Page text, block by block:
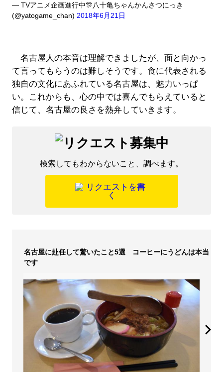
— TVアニメ企画進行中🎊八十亀ちゃんかんさつにっき
(@yatogame_chan) 2018年6月21日
名古屋人の本音は理解できましたが、面と向かっ
て言ってもらうのは難しそうです。食に代表される
独自の文化にあふれている名古屋は、魅力いっぱ
い。これからも、心の中では喜んでもらえていると
信じて、名古屋の良さを熱弁していきます。
検索してもわからないこと、調べます。
名古屋に赴任して驚いたこと5選 コーヒーにうどんは本当
です